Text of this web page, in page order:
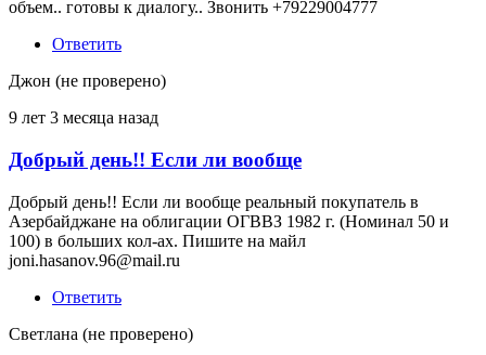
объем.. готовы к диалогу.. Звонить +79229004777
Ответить
Джон (не проверено)
9 лет 3 месяца назад
Добрый день!! Если ли вообще
Добрый день!! Если ли вообще реальный покупатель в
Азербайджане на облигации ОГВВЗ 1982 г. (Номинал 50 и
100) в больших кол-ах. Пишите на майл
joni.hasanov.96@mail.ru
Ответить
Светлана (не проверено)